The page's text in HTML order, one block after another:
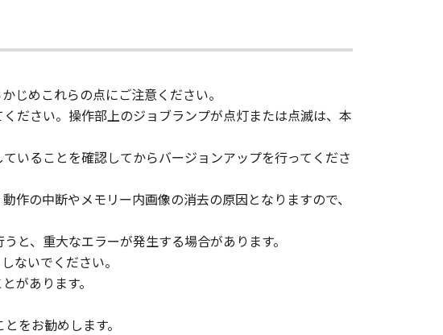
じめこれらの点にご注意ください。
ださい。操作部上のジョブランプが点灯または点滅は、本
いることを確認してからバージョンアップを行ってくださ
作の中断やメモリー内画像の消去の原因となりますので、
と、重大なエラーが発生する場合があります。
ないでください。
があります。
をお勧めします。